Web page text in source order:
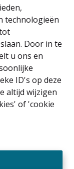
technologieën
Door in te
u ons en
ID's op deze
altijd wijzigen
of 'cookie
509.043 in
België
code
van 29 juni